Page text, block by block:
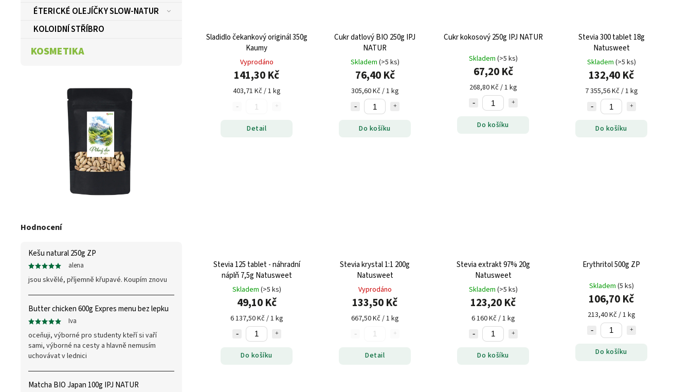
ÉTERICKÉ OLEJÍČKY SLOW-NATUR
KOLOIDNÍ STŘÍBRO
KOSMETIKA
Hodnocení
Kešu natural 250g ZP
alena
jsou skvělé, příjemně křupavé. Koupím znovu
Butter chicken 600g Expres menu bez lepku
Iva
oceňuji, výborné pro studenty kteří si vaří
sami, výborné na cesty a hlavně nemusím
uchovávat v lednici
Matcha BIO Japan 100g IPJ NATUR
Sladidlo čekankový originál 350g
Kaumy
Vyprodáno
141,30 Kč
403,71 Kč / 1 kg
Detail
Cukr datlový BIO 250g IPJ
NATUR
Skladem (>5 ks)
76,40 Kč
305,60 Kč / 1 kg
Do košíku
Cukr kokosový 250g IPJ NATUR
Skladem (>5 ks)
67,20 Kč
268,80 Kč / 1 kg
Do košíku
Stevia 300 tablet 18g
Natusweet
Skladem (>5 ks)
132,40 Kč
7 355,56 Kč / 1 kg
Do košíku
Stevia 125 tablet - náhradní
náplň 7,5g Natusweet
Skladem (>5 ks)
49,10 Kč
6 137,50 Kč / 1 kg
Do košíku
Stevia krystal 1:1 200g
Natusweet
Vyprodáno
133,50 Kč
667,50 Kč / 1 kg
Detail
Stevia extrakt 97% 20g
Natusweet
Skladem (>5 ks)
123,20 Kč
6 160 Kč / 1 kg
Do košíku
Erythritol 500g ZP
Skladem (5 ks)
106,70 Kč
213,40 Kč / 1 kg
Do košíku